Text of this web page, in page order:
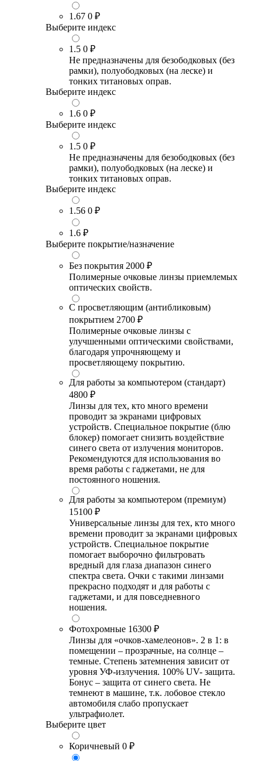
1.67 0 ₽
Выберите индекс
1.5 0 ₽
Не предназначены для безободковых (без
рамки), полуободковых (на леске) и
тонких титановых оправ.
Выберите индекс
1.6 0 ₽
Выберите индекс
1.5 0 ₽
Не предназначены для безободковых (без
рамки), полуободковых (на леске) и
тонких титановых оправ.
Выберите индекс
1.56 0 ₽
1.6 ₽
Выберите покрытие/назначение
Без покрытия 2000 ₽
Полимерные очковые линзы приемлемых
оптических свойств.
С просветляющим (антибликовым)
покрытием 2700 ₽
Полимерные очковые линзы с
улучшенными оптическими свойствами,
благодаря упрочняющему и
просветляющему покрытию.
Для работы за компьютером (стандарт)
4800 ₽
Линзы для тех, кто много времени
проводит за экранами цифровых
устройств. Специальное покрытие (блю
блокер) помогает снизить воздействие
синего света от излучения мониторов.
Рекомендуются для использования во
время работы с гаджетами, не для
постоянного ношения.
Для работы за компьютером (премиум)
15100 ₽
Универсальные линзы для тех, кто много
времени проводит за экранами цифровых
устройств. Специальное покрытие
помогает выборочно фильтровать
вредный для глаза диапазон синего
спектра света. Очки с такими линзами
прекрасно подходят и для работы с
гаджетами, и для повседневного
ношения.
Фотохромные 16300 ₽
Линзы для «очков-хамелеонов». 2 в 1: в
помещении – прозрачные, на солнце –
темные. Степень затемнения зависит от
уровня УФ-излучения. 100% UV- защита.
Бонус – защита от синего света. Не
темнеют в машине, т.к. лобовое стекло
автомобиля слабо пропускает
ультрафиолет.
Выберите цвет
Коричневый 0 ₽